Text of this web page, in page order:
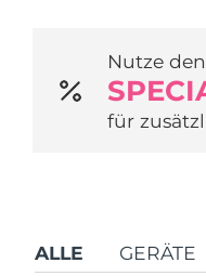
Nutze
für
ALLE GERÄTE
Sonderangebote
Frankreich